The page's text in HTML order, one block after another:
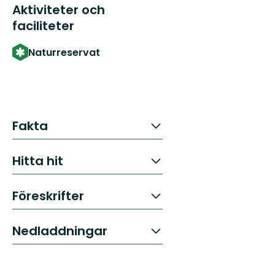
Aktiviteter och
faciliteter
Naturreservat
Fakta
Hitta hit
Föreskrifter
Nedladdningar